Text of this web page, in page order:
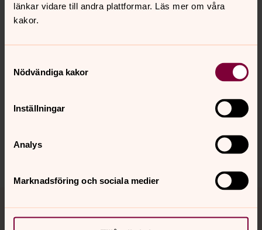
länkar vidare till andra plattformar. Läs mer om våra
kakor.
Nödvändiga kakor
Inställningar
Analys
Marknadsföring och sociala medier
Läs mer om kyrkohandboken på andra språk
Senast ändrad 20 oktober 2022
Synpunkter eller frågor på sidans
linkopingsstift@svenskakyrkan.se